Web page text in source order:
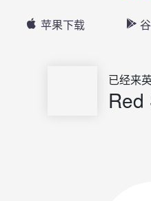
苹果下载
已经来
Red